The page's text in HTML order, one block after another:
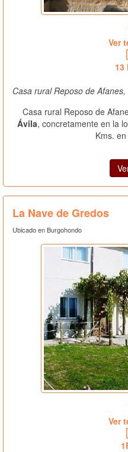
Ver
13
Casa rural Reposo de
Casa rural Reposo de
Ávila, concretamente en la
Kms.
La Nave de Gredos
Ubicado en Burgohondo
Ver